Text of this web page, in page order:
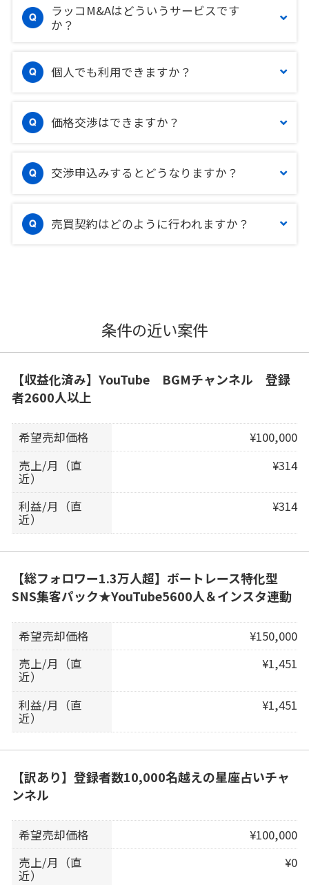
ラッコM&Aはどういうサービスです
か？
個人でも利用できますか？
価格交渉はできますか？
交渉申込みするとどうなりますか？
売買契約はどのように行われますか？
条件の近い案件
【収益化済み】YouTube BGMチャンネル 登録
者2600人以上
希望売却価格
¥100,000
売上/月（直
近）
¥314
利益/月（直
近）
¥314
【総フォロワー1.3万人超】ボートレース特化型
SNS集客パック★YouTube5600人＆インスタ連動
希望売却価格
¥150,000
売上/月（直
近）
¥1,451
利益/月（直
近）
¥1,451
【訳あり】登録者数10,000名越えの星座占いチャ
ンネル
希望売却価格
¥100,000
売上/月（直
近）
¥0